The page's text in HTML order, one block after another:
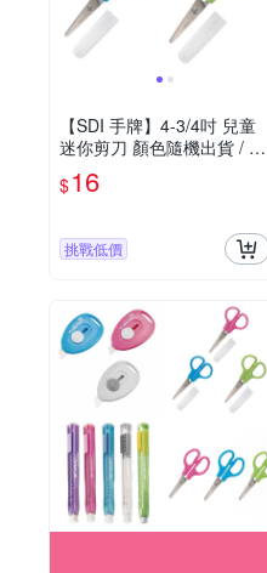
【SDI 手牌】4-3/4吋 兒童
迷你剪刀 顏色隨機出貨 / 支
0857D
$16
挑戰低價